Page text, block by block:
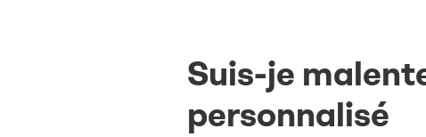
Suis-je
personnalisé